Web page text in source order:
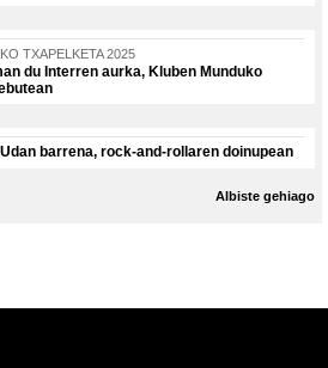
TXAPELKETA 2025
du Interren aurka, Kluben Munduko
Udan barrena, rock-and-rollaren doinupean
Albiste gehiago